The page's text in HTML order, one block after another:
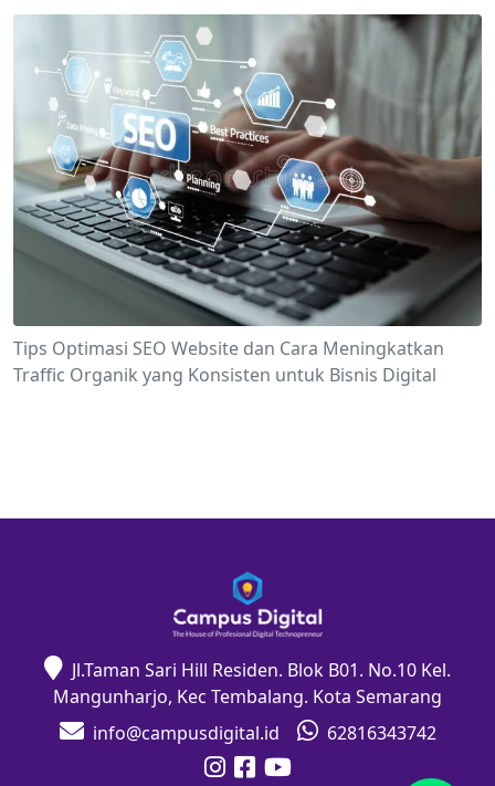
Tips Optimasi SEO Website dan Cara Meningkatkan
Traffic Organik yang Konsisten untuk Bisnis Digital
Jl.Taman Sari Hill Residen. Blok B01. No.10 Kel.
Mangunharjo, Kec Tembalang. Kota Semarang
info@campusdigital.id
62816343742